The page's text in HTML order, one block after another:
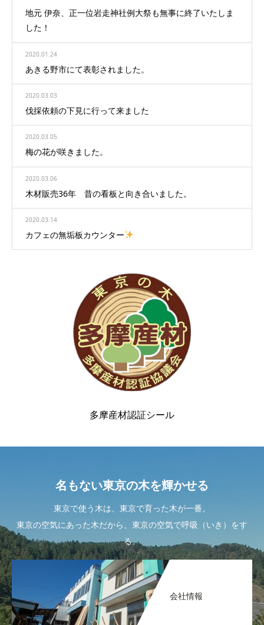
地元 伊奈、正一位岩走神社例大祭も無事に終了いたしま
した！
2020.01.24
あきる野市にて表彰されました。
2020.03.03
伐採依頼の下見に行って来ました
2020.03.05
梅の花が咲きました。
2020.03.06
木材販売36年 昔の看板と向き合いました。
2020.03.14
カフェの無垢板カウンター
多摩産材認証シール
名もない東京の木を輝かせる
東京で使う木は、東京で育った木が一番。
東京の空気にあった木だから、東京の空気で呼吸（いき）をす
る。
会社情報